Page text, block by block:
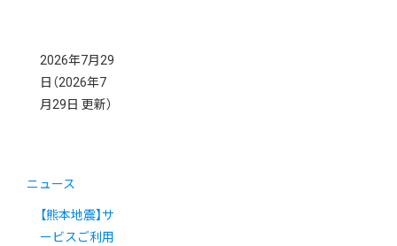
2026年7月29
日 （2026年7
月29日 更新）
ニュース
【熊本地震】サ
ービスご利用